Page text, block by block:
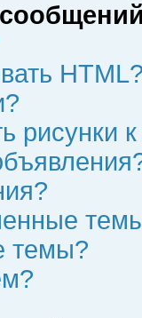
рисунки
темы?